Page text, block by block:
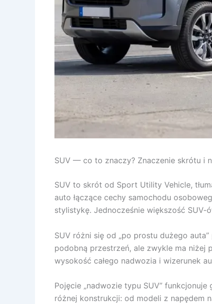
SUV — co to znaczy? Znaczenie skrótu i
SUV to skrót od Sport Utility Vehicle,
auto łączące cechy samochodu
stylistykę. Jednocześnie większość
SUV różni się od „po prostu dużego
podobną przestrzeń, ale zwykle ma niżej
wysokość całego nadwozia i wizerunek
Pojęcie „nadwozie typu SUV”
różnej konstrukcji: od modeli z napędem